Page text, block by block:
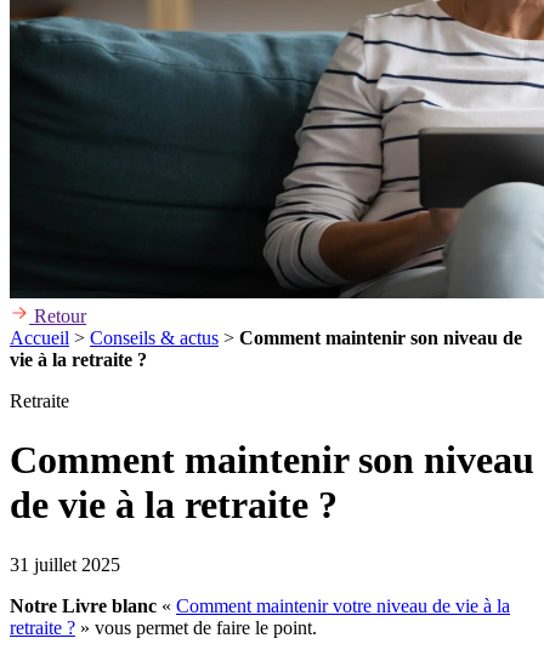
Retour
Accueil > Conseils & actus > Comment maintenir son niveau de
vie à la retraite ?
Retraite
Comment maintenir son niveau
de vie à la retraite ?
31 juillet 2025
Notre Livre blanc « Comment maintenir votre niveau de vie à la
retraite ? » vous permet de faire le point.